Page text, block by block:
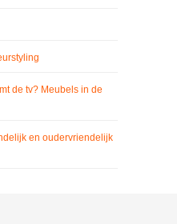
de tv? Meubels in de
en oudervriendelijk